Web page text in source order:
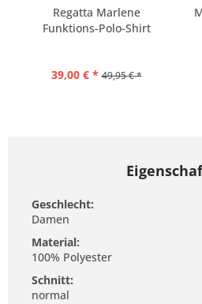
Regatta Marlene
Funktions-Polo-Shirt
39,00 € * 49,95 € *
Geschlecht:
Damen
Material:
100% Polyester
Schnitt:
normal